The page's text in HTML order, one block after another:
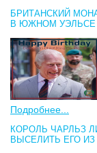
БРИТАНСКИЙ
В ЮЖНОМ УЭЛЬСЕ
Подробнее...
КОРОЛЬ ЧАРЛЬЗ
ВЫСЕЛИТЬ ЕГО ИЗ